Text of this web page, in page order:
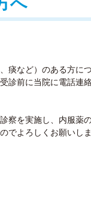
痰など）のある方に
診前に当院に電話連
察を実施し、内服薬
でよろしくお願いしま